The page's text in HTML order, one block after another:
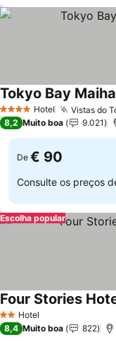
4 EstrelasHotel Vistas do
Tokyo Bay
8,2 Muito boa 9.021
De € 90
Consulte os preços
Escolha popular
2 Estrelas
Hotel
Four Stories
8,4 Muito boa 822